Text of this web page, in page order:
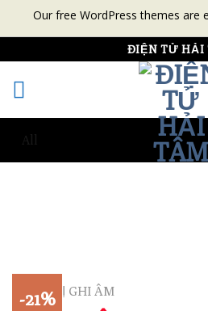
content
ĐIỆN TỬ HẢI
-21%
THIẾT BỊ GHI ÂM
Our free WordPress themes are